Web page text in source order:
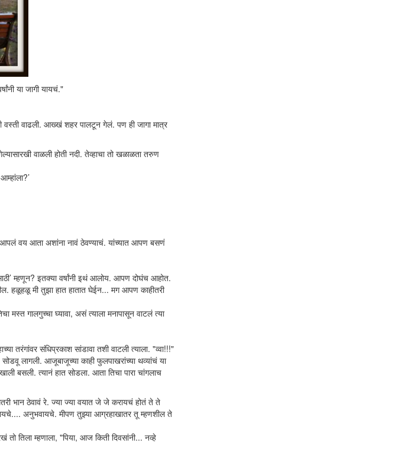
या जागी यायचं."
वस्ती वाढली. आख्खं शहर पालटून गेलं. पण ही जागा मात्र
वाळली होती नदी. तेव्हाचा तो खळाळता तरुण
वय आता अशांना नावं ठेवण्याचं. यांच्यात आपण बसणं
म्हणून? इतक्या वर्षांनी इथं आलोय. आपण दोघंच आहोत.
हळूहळू मी तुझा हात हातात घेईन... मग आपण काहीतरी
मस्त गालगुच्चा घ्यावा, असं त्याला मनापासून वाटलं त्या
तरंगांवर संधिप्रकाश सांडावा तशी वाटली त्याला. "व्वा!!!"
लागली. आजूबाजूच्या काही फुलपाखरांच्या थव्यांचं या
बसली. त्यानं हात सोडला. आता तिचा पारा चांगलाच
भान ठेवावं रे. ज्या ज्या वयात जे जे करायचं होतं ते ते
अनुभवायचे. मीपण तुझ्या आग्रहाखातर तू म्हणशील ते
तो तिला म्हणाला, "पिया, आज किती दिवसांनी... नव्हे